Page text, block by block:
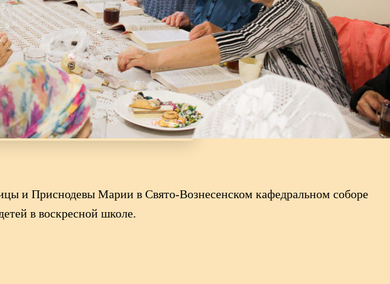
и Приснодевы Марии в Свято-Вознесенском кафедральном соборе
в воскресной школе.